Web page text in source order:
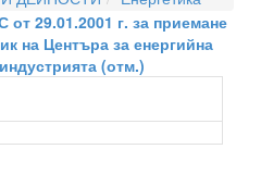
29.01.2001 г. за приемане
на Центъра за енергийна
(отм.)